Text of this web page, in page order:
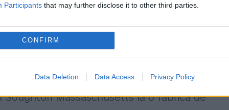
Participants that may further disclose it to other third parties.
CONFIRM
Data Deletion Data Access Privacy Policy
ciocniri violente. Nicola Sacco și Bartolomeo
Unite ale Americii.
și emigrase în 1908, la
Massaschusetts la o fabrică de